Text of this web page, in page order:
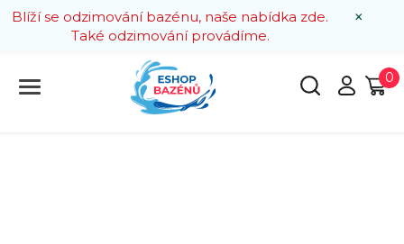
×
Blíží se odzimování bazénu, naše nabídka zde.
Také odzimování provádíme.
0